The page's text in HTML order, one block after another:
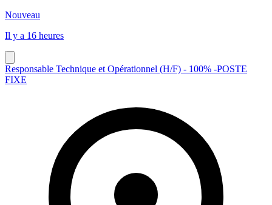
Nouveau
Il y a 16 heures
Responsable Technique et Opérationnel (H/F) - 100% -POSTE
FIXE